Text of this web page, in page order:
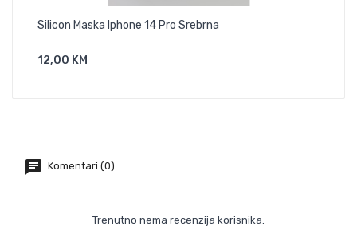
Silicon Maska Iphone 14 Pro Srebrna
12,00 KMDodaj U Košaricu
Komentari (0)
Trenutno nema recenzija korisnika.